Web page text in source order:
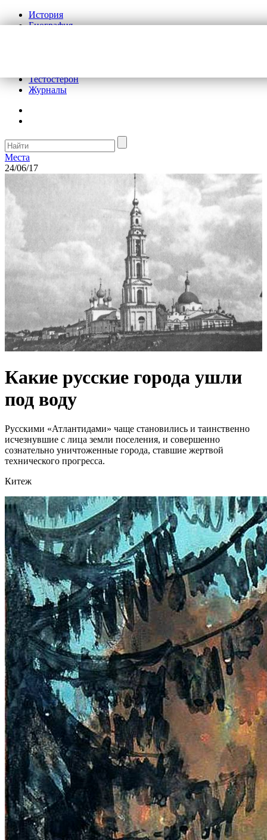
История
Биография
Тестостерон
Журналы
Места
24/06/17
Какие русские города ушли
под воду
Русскими «Атлантидами» чаще становились и таинственно
исчезнувшие с лица земли поселения, и совершенно
сознательно уничтоженные города, ставшие жертвой
технического прогресса.
Китеж